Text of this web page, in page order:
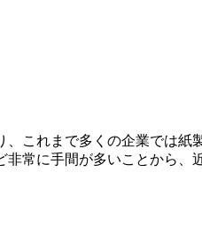
これまで多くの企業では
常に手間が多いことから